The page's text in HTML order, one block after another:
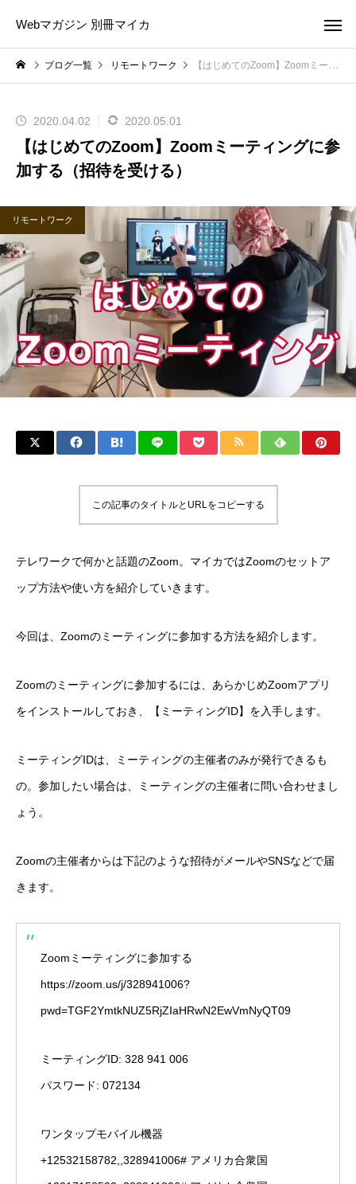
Webマガジン 別冊マイカ
ブログ一覧 リモートワーク 【はじめてのZoom】Zoomミーティングに参加する（招待を受ける）
2020.04.02 2020.05.01
【はじめてのZoom】Zoomミーティングに参
加する（招待を受ける）
リモートワーク
この記事のタイトルとURLをコピーする
テレワークで何かと話題のZoom。マイカではZoomのセットア
ップ方法や使い方を紹介していきます。
今回は、Zoomのミーティングに参加する方法を紹介します。
Zoomのミーティングに参加するには、あらかじめZoomアプリ
をインストールしておき、【ミーティングID】を入手します。
ミーティングIDは、ミーティングの主催者のみが発行できるも
の。参加したい場合は、ミーティングの主催者に問い合わせまし
ょう。
Zoomの主催者からは下記のような招待がメールやSNSなどで届
きます。
Zoomミーティングに参加する
https://zoom.us/j/328941006?
pwd=TGF2YmtkNUZ5RjZIaHRwN2EwVmNyQT09
ミーティングID: 328 941 006
パスワード: 072134
ワンタップモバイル機器
+12532158782,,328941006# アメリカ合衆国